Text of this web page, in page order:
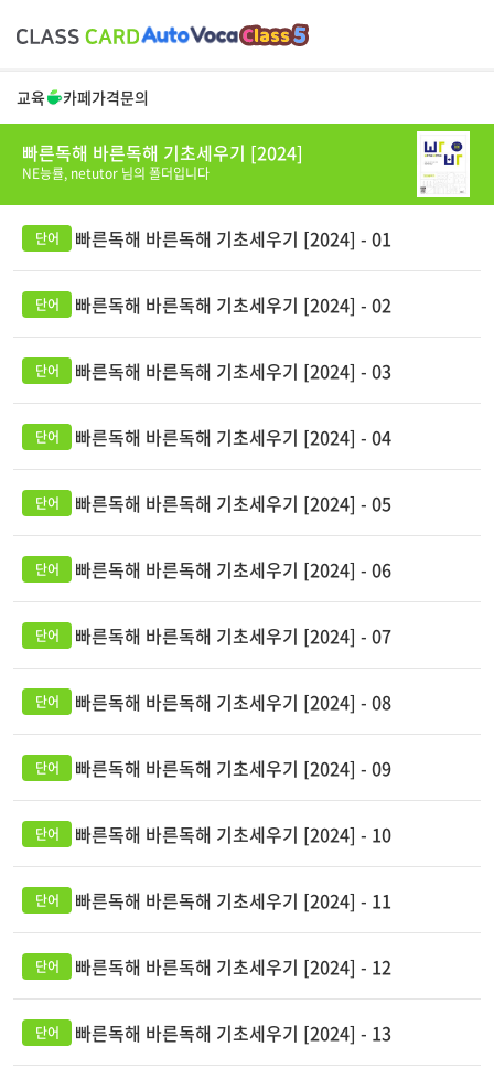
교육 카페가격문의
빠른독해 바른독해 기초세우기 [2024]
NE능률, netutor 님의 폴더입니다
빠른독해 바른독해 기초세우기 [2024] - 01
빠른독해 바른독해 기초세우기 [2024] - 02
빠른독해 바른독해 기초세우기 [2024] - 03
빠른독해 바른독해 기초세우기 [2024] - 04
빠른독해 바른독해 기초세우기 [2024] - 05
빠른독해 바른독해 기초세우기 [2024] - 06
빠른독해 바른독해 기초세우기 [2024] - 07
빠른독해 바른독해 기초세우기 [2024] - 08
빠른독해 바른독해 기초세우기 [2024] - 09
빠른독해 바른독해 기초세우기 [2024] - 10
빠른독해 바른독해 기초세우기 [2024] - 11
빠른독해 바른독해 기초세우기 [2024] - 12
빠른독해 바른독해 기초세우기 [2024] - 13